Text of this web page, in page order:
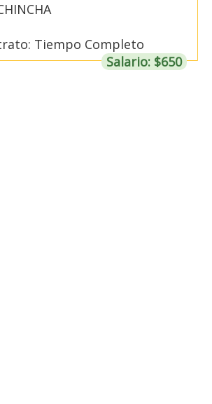
Tiempo Completo
Salario: $650